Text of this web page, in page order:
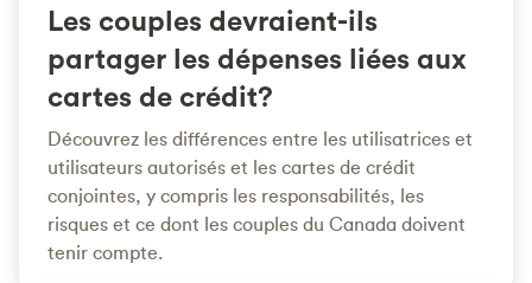
Les couples devraient-ils
partager les dépenses liées aux
cartes de crédit?
Découvrez les différences entre les utilisatrices et
utilisateurs autorisés et les cartes de crédit
conjointes, y compris les responsabilités, les
risques et ce dont les couples du Canada doivent
tenir compte.